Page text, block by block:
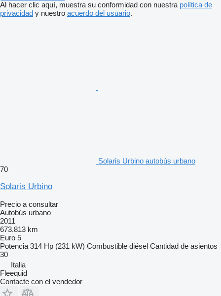
Al hacer clic aquí, muestra su conformidad con nuestra política de
privacidad y nuestro acuerdo del usuario.
Solaris Urbino autobús urbano
70
Solaris Urbino
Precio a consultar
Autobús urbano
2011
673.813 km
Euro 5
Potencia 314 Hp (231 kW) Combustible diésel Cantidad de asientos
30
Italia
Fleequid
Contacte con el vendedor